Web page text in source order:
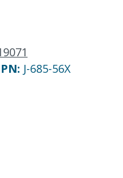
J-685-56X